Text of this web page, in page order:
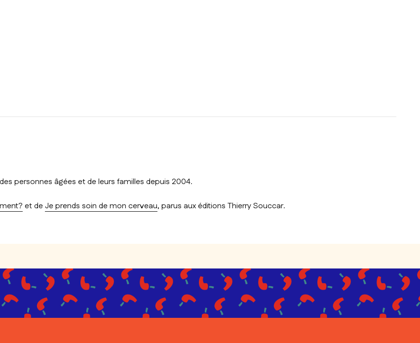
personnes âgées et de leurs familles depuis 2004.
et deJe prends soin de mon cerveau, parus aux éditions Thierry Souccar.